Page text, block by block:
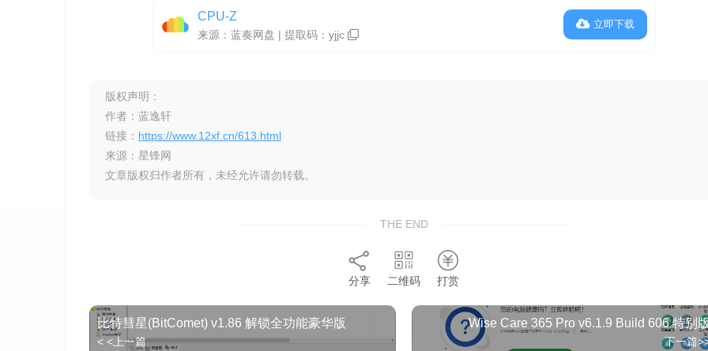
CPU-Z
来源：蓝奏网盘 | 提取码： yjjc
立即下载
版权声明：
作者：蓝逸轩
链接： https://www.12xf.cn/613.html
来源：星锋网
文章版权归作者所有，未经允许请勿转载。
THE END
分享 二维码 打赏
比特彗星(BitComet) v1.86 解锁全功能豪华版
< <上一篇
Wise Care 365 Pro v6.1.9 Build 606 特别
下一篇